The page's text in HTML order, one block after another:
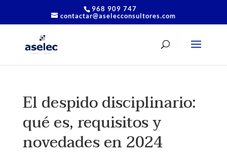
968 909 747
contactar@aselecconsultores.com
El despido disciplinario:
qué es, requisitos y
novedades en 2024